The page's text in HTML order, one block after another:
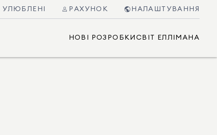
УЛЮБЛЕНІ РАХУНОК НАЛАШТУВАННЯ
НОВІ РОЗРОБКИ СВІТ ЕЛЛІМАНА